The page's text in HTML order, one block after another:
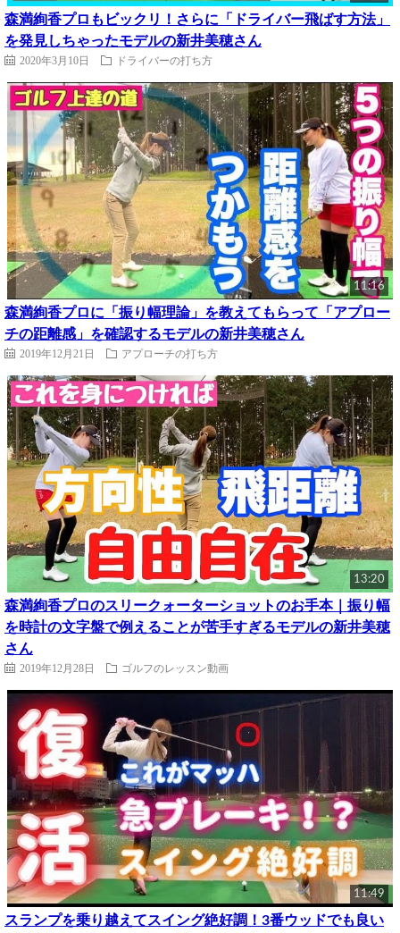
森満絢香プロもビックリ！さらに「ドライバー飛ばす方法」
を発見しちゃったモデルの新井美穂さん
2020年3月10日 ドライバーの打ち方
11:16
森満絢香プロに「振り幅理論」を教えてもらって「アプロー
チの距離感」を確認するモデルの新井美穂さん
2019年12月21日 アプローチの打ち方
13:20
森満絢香プロのスリークォーターショットのお手本｜振り幅
を時計の文字盤で例えることが苦手すぎるモデルの新井美穂
さん
2019年12月28日 ゴルフのレッスン動画
11:49
スランプを乗り越えてスイング絶好調！3番ウッドでも良い